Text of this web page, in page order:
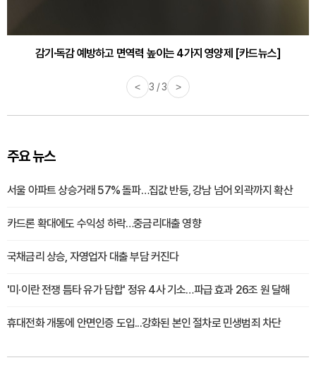
감기·독감 예방하고 면역력 높이는 4가지 영양제 [카드뉴스]
< 3 / 3 >
주요 뉴스
서울 아파트 상승거래 57% 돌파…집값 반등, 강남 넘어 외곽까지 확산
카드론 확대에도 수익성 하락…중금리대출 영향
국채금리 상승, 자영업자 대출 부담 커진다
'미·이란 전쟁 틈타 유가 담합' 정유 4사 기소…파급 효과 26조 원 달해
휴대전화 개통에 안면인증 도입...강화된 본인 절차로 민생범죄 차단